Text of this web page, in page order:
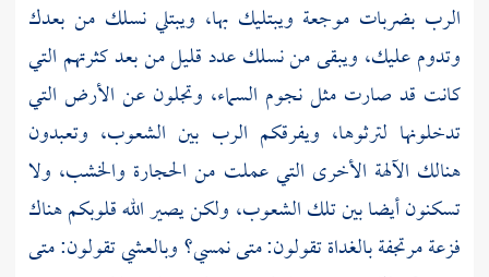
الرب بضربات موجعة ويبتليك بها، ويبتلي نسلك من بعدك
وتدوم عليك، ويبقى من نسلك عدد قليل من بعد كثرتهم التي
كانت قد صارت مثل نجوم السماء، وتجلون عن الأرض التي
تدخلونها لترثوها، ويفرقكم الرب بين الشعوب، وتعبدون
هنالك الآلهة الأخرى التي عملت من الحجارة والخشب، ولا
تسكنون أيضا بين تلك الشعوب، ولكن يصير الله قلوبكم هناك
فزعة مرتجفة بالغداة تقولون: متى نمسي؟ وبالعشي تقولون: متى